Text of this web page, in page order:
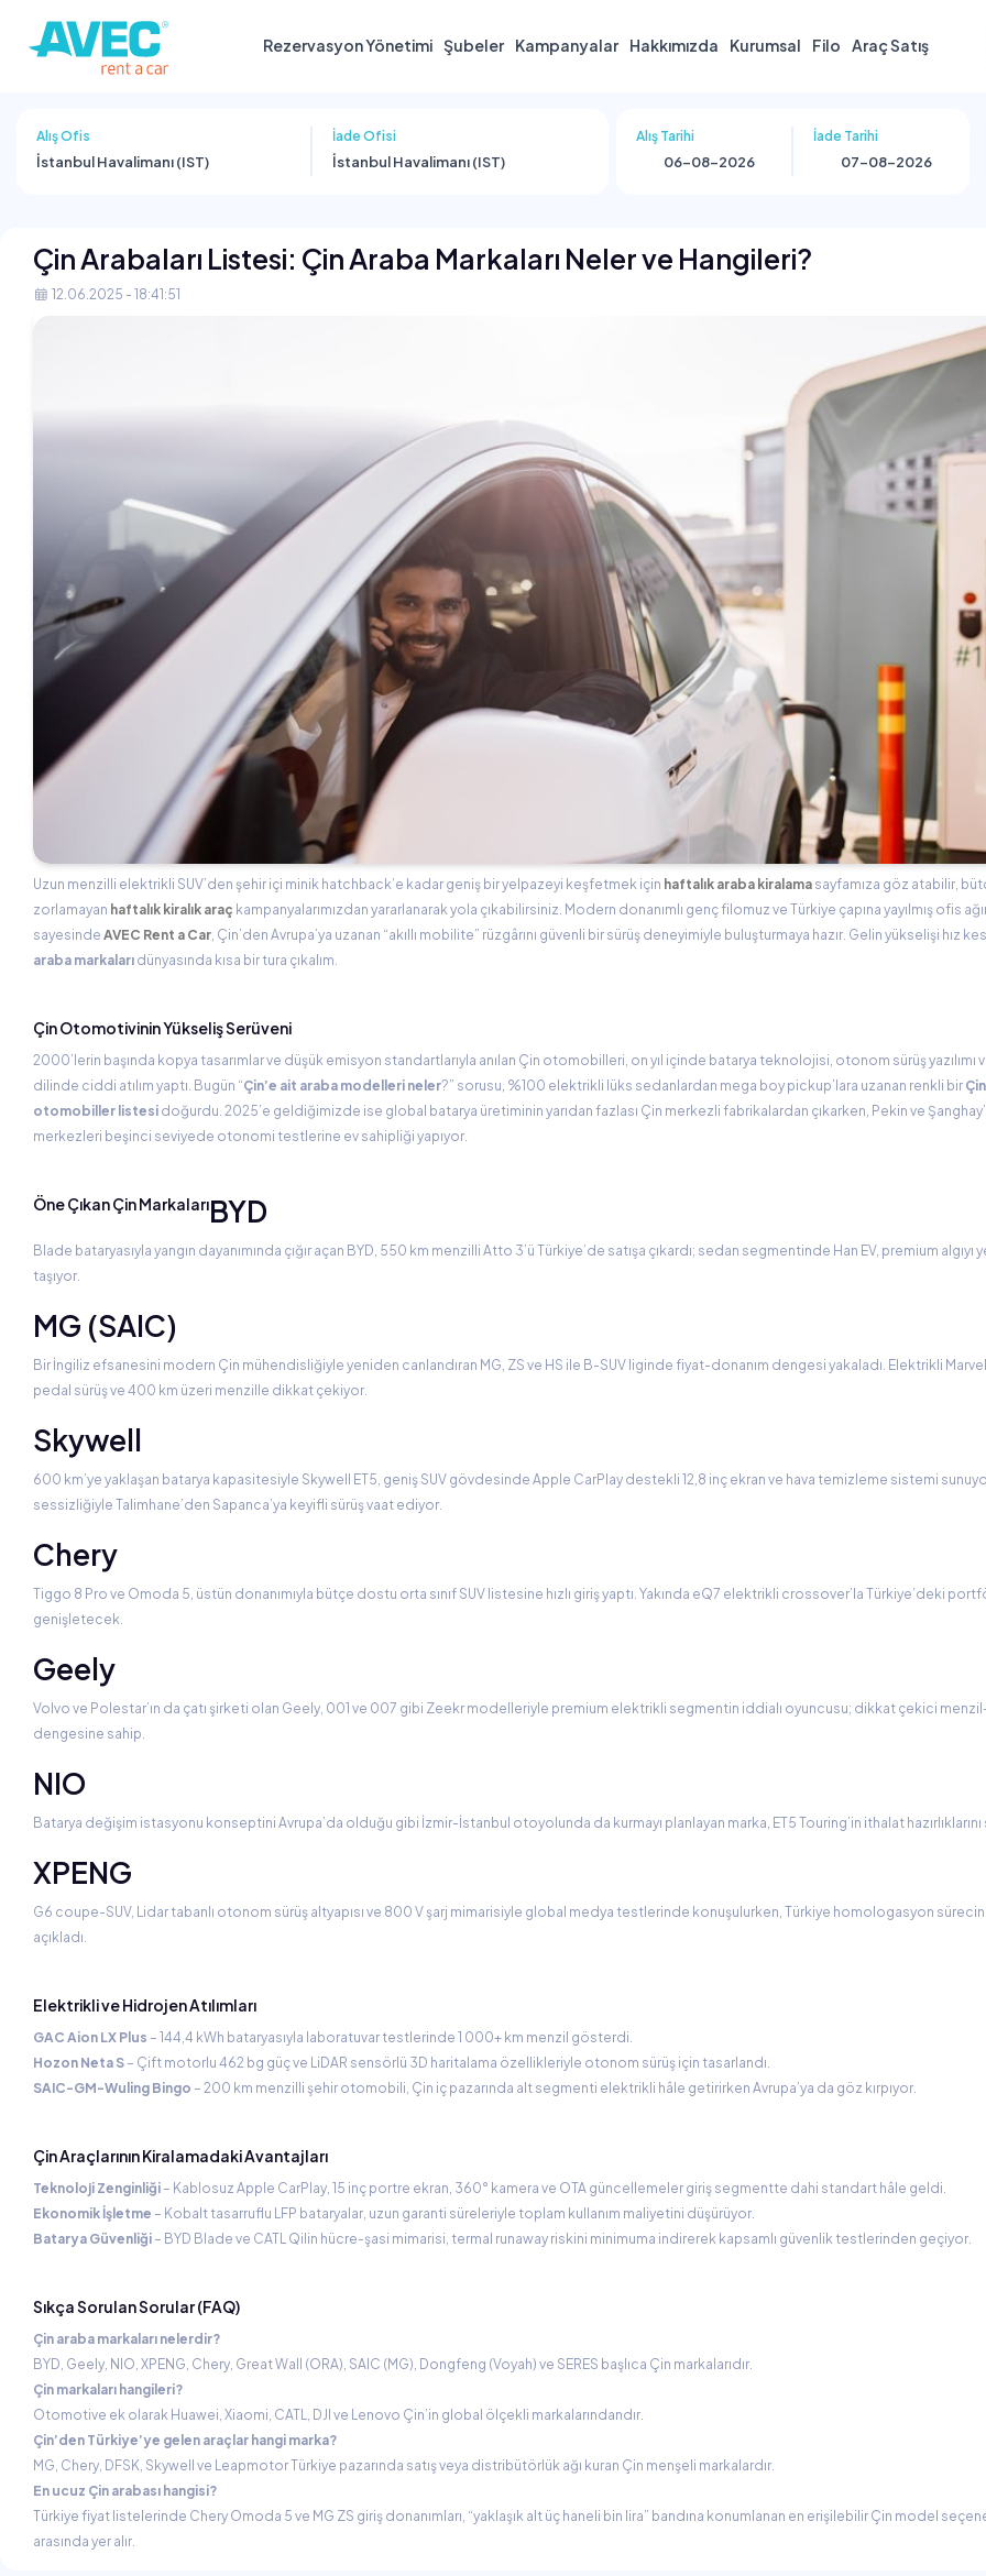
Rezervasyon Yönetimi Şubeler Kampanyalar Hakkımızda Kurumsal Filo Araç Satış
Alış Ofis
İstanbul Havalimanı (IST)
İade Ofisi
İstanbul Havalimanı (IST)
Alış Tarihi İade Tarihi
Çin Arabaları Listesi: Çin Araba Markaları Neler ve Hangileri?
12.06.2025 - 18:41:51
Uzun menzilli elektrikli SUV’den şehir içi minik hatchback’e kadar geniş bir yelpazeyi keşfetmek için haftalık araba kiralama sayfamıza göz atabilir,
zorlamayan haftalık kiralık araç kampanyalarımızdan yararlanarak yola çıkabilirsiniz. Modern donanımlı genç filomuz ve Türkiye çapına yayılmış ofis
sayesinde AVEC Rent a Car, Çin’den Avrupa’ya uzanan “akıllı mobilite” rüzgârını güvenli bir sürüş deneyimiyle buluşturmaya hazır. Gelin yükselişi hız
araba markaları dünyasında kısa bir tura çıkalım.
Çin Otomotivinin Yükseliş Serüveni
2000’lerin başında kopya tasarımlar ve düşük emisyon standartlarıyla anılan Çin otomobilleri, on yıl içinde batarya teknolojisi, otonom sürüş yazılımı
dilinde ciddi atılım yaptı. Bugün “Çin’e ait araba modelleri neler?” sorusu, %100 elektrikli lüks sedanlardan mega boy pickup’lara uzanan renkli bir Çin
otomobiller listesi doğurdu. 2025’e geldiğimizde ise global batarya üretiminin yarıdan fazlası Çin merkezli fabrikalardan çıkarken, Pekin ve
merkezleri beşinci seviyede otonomi testlerine ev sahipliği yapıyor.
Öne Çıkan Çin MarkalarıBYD
Blade bataryasıyla yangın dayanımında çığır açan BYD, 550 km menzilli Atto 3’ü Türkiye’de satışa çıkardı; sedan segmentinde Han EV, premium algıyı
taşıyor.
MG (SAIC)
Bir İngiliz efsanesini modern Çin mühendisliğiyle yeniden canlandıran MG, ZS ve HS ile B-SUV liginde fiyat-donanım dengesi yakaladı. Elektrikli
pedal sürüş ve 400 km üzeri menzille dikkat çekiyor.
Skywell
600 km’ye yaklaşan batarya kapasitesiyle Skywell ET5, geniş SUV gövdesinde Apple CarPlay destekli 12,8 inç ekran ve hava temizleme sistemi
sessizliğiyle Talimhane’den Sapanca’ya keyifli sürüş vaat ediyor.
Chery
Tiggo 8 Pro ve Omoda 5, üstün donanımıyla bütçe dostu orta sınıf SUV listesine hızlı giriş yaptı. Yakında eQ7 elektrikli crossover’la Türkiye’deki
genişletecek.
Geely
Volvo ve Polestar’ın da çatı şirketi olan Geely, 001 ve 007 gibi Zeekr modelleriyle premium elektrikli segmentin iddialı oyuncusu; dikkat çekici
dengesine sahip.
NIO
Batarya değişim istasyonu konseptini Avrupa’da olduğu gibi İzmir-İstanbul otoyolunda da kurmayı planlayan marka, ET5 Touring’in ithalat
XPENG
G6 coupe-SUV, Lidar tabanlı otonom sürüş altyapısı ve 800 V şarj mimarisiyle global medya testlerinde konuşulurken, Türkiye homologasyon
açıkladı.
Elektrikli ve Hidrojen Atılımları
GAC Aion LX Plus – 144,4 kWh bataryasıyla laboratuvar testlerinde 1 000+ km menzil gösterdi.
Hozon Neta S – Çift motorlu 462 bg güç ve LiDAR sensörlü 3D haritalama özellikleriyle otonom sürüş için tasarlandı.
SAIC-GM-Wuling Bingo – 200 km menzilli şehir otomobili, Çin iç pazarında alt segmenti elektrikli hâle getirirken Avrupa’ya da göz kırpıyor.
Çin Araçlarının Kiralamadaki Avantajları
Teknoloji Zenginliği – Kablosuz Apple CarPlay, 15 inç portre ekran, 360° kamera ve OTA güncellemeler giriş segmentte dahi standart hâle geldi.
Ekonomik İşletme – Kobalt tasarruflu LFP bataryalar, uzun garanti süreleriyle toplam kullanım maliyetini düşürüyor.
Batarya Güvenliği – BYD Blade ve CATL Qilin hücre-şasi mimarisi, termal runaway riskini minimuma indirerek kapsamlı güvenlik testlerinden geçiyor.
Sıkça Sorulan Sorular (FAQ)
Çin araba markaları nelerdir?
BYD, Geely, NIO, XPENG, Chery, Great Wall (ORA), SAIC (MG), Dongfeng (Voyah) ve SERES başlıca Çin markalarıdır.
Çin markaları hangileri?
Otomotive ek olarak Huawei, Xiaomi, CATL, DJI ve Lenovo Çin’in global ölçekli markalarındandır.
Çin’den Türkiye’ye gelen araçlar hangi marka?
MG, Chery, DFSK, Skywell ve Leapmotor Türkiye pazarında satış veya distribütörlük ağı kuran Çin menşeli markalardır.
En ucuz Çin arabası hangisi?
Türkiye fiyat listelerinde Chery Omoda 5 ve MG ZS giriş donanımları, “yaklaşık alt üç haneli bin lira” bandına konumlanan en erişilebilir Çin model
arasında yer alır.